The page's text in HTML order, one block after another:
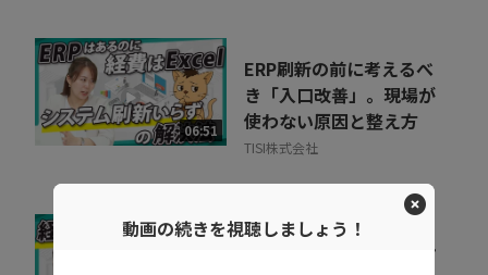
06:51
ERP刷新の前に考えるべ
き「入口改善」。現場が
使わない原因と整え方
TISI株式会社
精算業務は人の目で守れ
動画の続きを視聴しましょう！